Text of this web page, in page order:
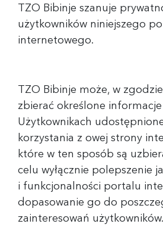
TZO Bibinje szanuje
użytkowników niniejszego
internetowego.
TZO Bibinje może, w
zbierać określone
Użytkownikach
korzystania z owej strony
które w ten sposób są
celu wyłącznie polepszenie
i funkcjonalności portalu
dopasowanie go do
zainteresowań użytkowników.